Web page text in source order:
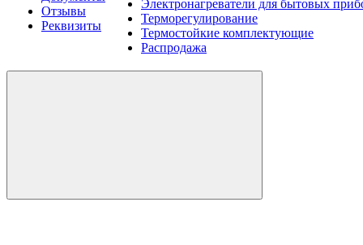
Отзывы
Реквизиты
Электронагреватели для бытовых
Терморегулирование
Термостойкие комплектующие
Распродажа